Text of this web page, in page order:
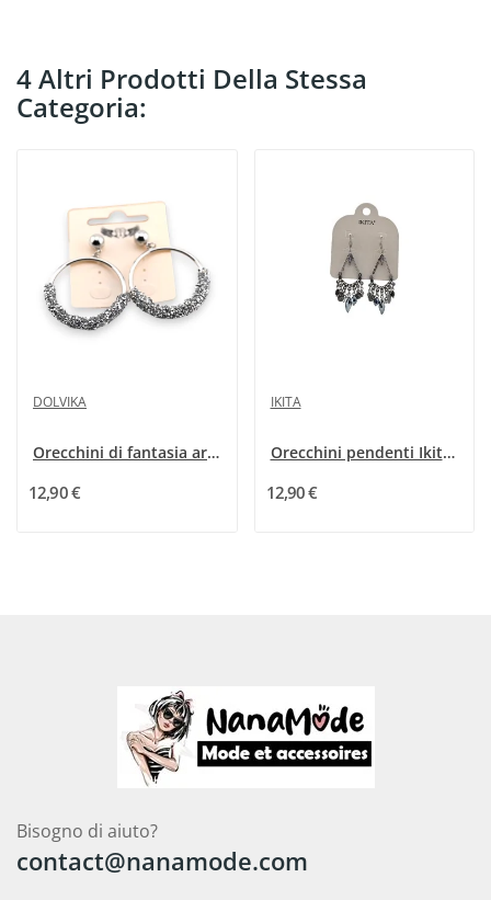
4 Altri Prodotti Della Stessa
Categoria:
DOLVIKA
Orecchini di fantasia argentati rotondi con...
12,90 €
IKITA
Orecchini pendenti Ikita grigi
12,90 €
Bisogno di aiuto?
contact@nanamode.com